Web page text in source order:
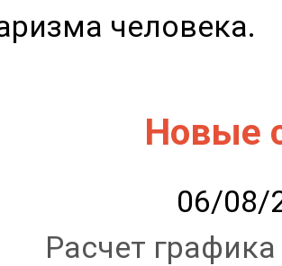
человека.
Новые
06/08/
Расчет